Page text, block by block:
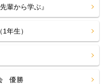
輩から学ぶ』
年生）
優勝